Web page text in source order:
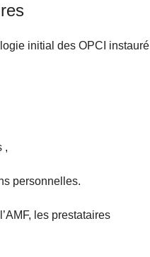
initial des OPCI instauré
,
personnelles.
les prestataires